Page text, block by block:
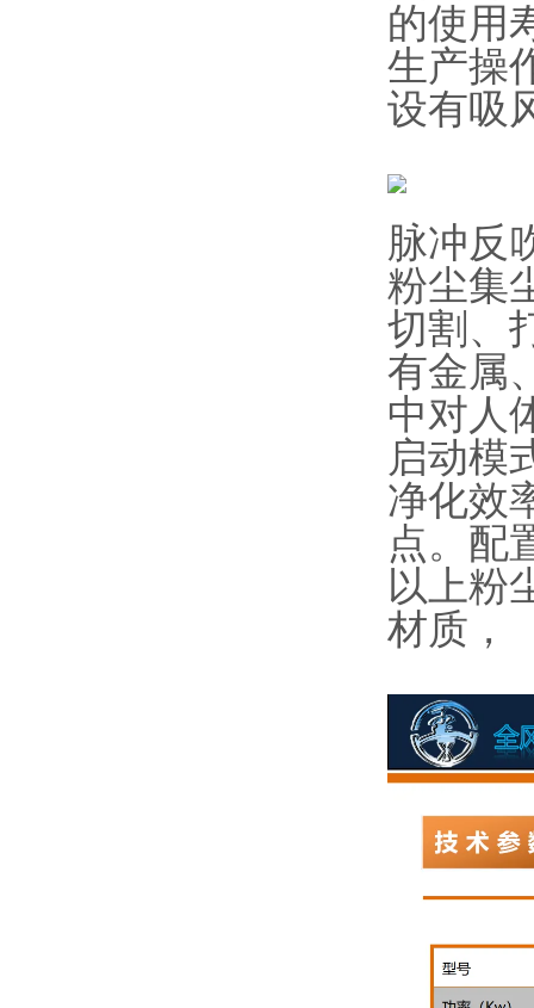
的使用
生产操
设有吸
脉冲反
粉尘集
切割、
有金属
中对人
启动模
净化效
点。配
以上粉
材质，